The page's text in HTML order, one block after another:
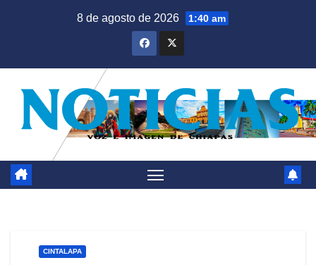
8 de agosto de 2026 1:40 am
CINTALAPA